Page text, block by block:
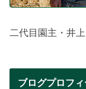
二代目園主・井
ブログプロフ